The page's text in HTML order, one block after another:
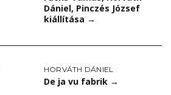
Dániel, Pinczés József
kiállítása →
HORVÁTH DÁNIEL
De ja vu fabrik →